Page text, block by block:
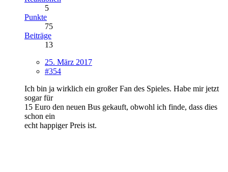
5
Punkte
75
Beiträge
13
25. März 2017
#354
Ich bin ja wirklich ein großer Fan des Spieles. Habe mir jetzt
sogar für
15 Euro den neuen Bus gekauft, obwohl ich finde, dass dies
schon ein
echt happiger Preis ist.